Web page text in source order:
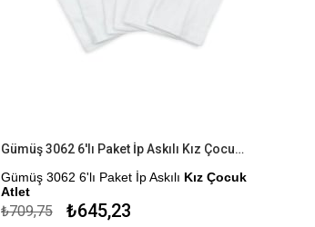
Gümüş 3062 6'lı Paket İp Askılı Kız Çocuk Atlet
Gümüş 3062 6'lı Paket İp Askılı Kız Çocuk
Atlet
Kapıda Ödeme Seçeneği
₺645,23
₺709,75